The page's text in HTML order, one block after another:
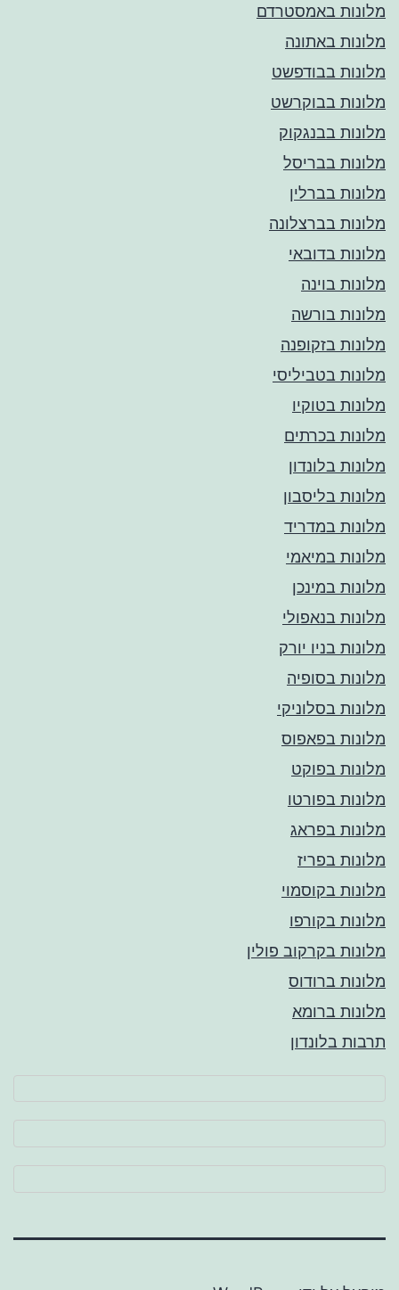
מלונות באמסטרדם
מלונות באתונה
מלונות בבודפשט
מלונות בבוקרשט
מלונות בבנגקוק
מלונות בבריסל
מלונות בברלין
מלונות בברצלונה
מלונות בדובאי
מלונות בוינה
מלונות בורשה
מלונות בזקופנה
מלונות בטביליסי
מלונות בטוקיו
מלונות בכרתים
מלונות בלונדון
מלונות בליסבון
מלונות במדריד
מלונות במיאמי
מלונות במינכן
מלונות בנאפולי
מלונות בניו יורק
מלונות בסופיה
מלונות בסלוניקי
מלונות בפאפוס
מלונות בפוקט
מלונות בפורטו
מלונות בפראג
מלונות בפריז
מלונות בקוסמוי
מלונות בקורפו
מלונות בקרקוב פולין
מלונות ברודוס
מלונות ברומא
תרבות בלונדון